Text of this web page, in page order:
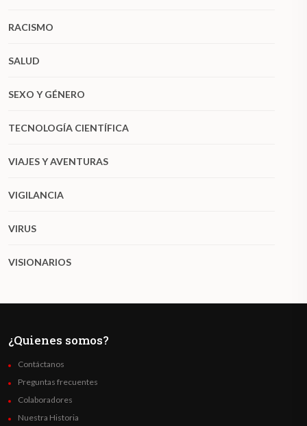
RACISMO
SALUD
SEXO Y GÉNERO
TECNOLOGÍA CIENTÍFICA
VIAJES Y AVENTURAS
VIGILANCIA
VIRUS
VISIONARIOS
¿Quienes somos?
Contáctanos
Preguntas frecuentes
Colaboradores
Nuestra Historia